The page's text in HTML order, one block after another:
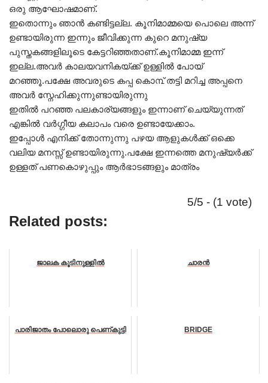
ഒരു ആഘോഷമാണ്.
ഇതൊന്നും ഞാൻ കണ്ടിട്ടല്ല. കൂനിമാമ്മയെ പൊലെ അന്ന്
ഉണ്ടായിരുന്ന ഇന്നും ജീവിക്കുന്ന കുറെ മനുഷ്യ
പുസ്തകങ്ങളിലൂടെ കേട്ടറിഞ്ഞതാണ്.കൂനിമാമ്മ ഇന്ന്
ഇല്ല.അവർ കാലയവനികയ്ക്ക് ഉള്ളിൽ പോയ്
മറഞ്ഞൂ.പക്ഷേ അവരുടെ കപ്പ കൊ൩് തട്ടി മറിച്ച അപ്പനെ
അവർ സ്നേഹിക്കുന്നുണ്ടായിരുന്നു
ഇതിൽ പറഞ്ഞ പലകാര്യങ്ങളും ഇന്നാണ് ചെയ്യുന്നത്
എങ്കിൽ വർഗ്ഗീയ കലാപം വരെ ഉണ്ടായേക്കാം.
ഇപ്പോൾ എനിക്ക് തോന്നുന്നു പഴയ ആളുകൾക്ക് ഒക്കെ
വലിയ മനസ്സ് ഉണ്ടായിരുന്നു.പക്ഷേ ഇന്നത്തെ മനുഷ്യർക്ക്
ഉള്ളത് പണകൊഴുപ്പും ആർഭാടങ്ങളും മാത്രം
5/5 - (1 vote)
Related posts:
ജാലക കൂടിനുള്ളിൽ ചാരൻ
പാരിജാതം പോലൊരു പെണ്കുട്ടി BRIDGE